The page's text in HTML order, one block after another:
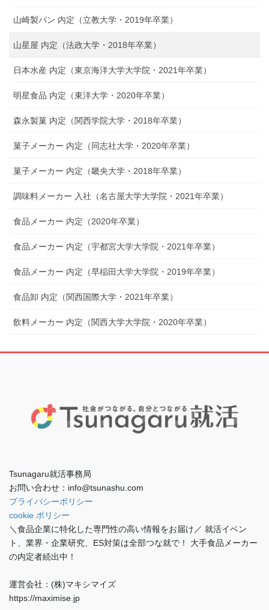
山崎製パン 内定（立教大学・2019年卒業）
山星屋 内定（法政大学・2018年卒業）
日本水産 内定（東京海洋大学大学院・2021年卒業）
明星食品 内定（東洋大学・2020年卒業）
森永製菓 内定（関西学院大学・2018年卒業）
菓子メーカー 内定（同志社大学・2020年卒業）
菓子メーカー 内定（畿央大学・2018年卒業）
調味料メーカー 入社（名古屋大学大学院・2021年卒業）
食品メーカー 内定（2020年卒業）
食品メーカー 内定（宇都宮大学大学院・2021年卒業）
食品メーカー 内定（早稲田大学大学院・2019年卒業）
食品卸 内定（関西国際大学・2021年卒業）
飲料メーカー 内定（関西大学大学院・2020年卒業）
Tsunagaru就活事務局
お問い合わせ：info@tsunashu.com
プライバシーポリシー
cookie ポリシー
＼食品企業に特化した専門性の高い情報をお届け／ 就活イベン
ト、業界・企業研究、ES対策は全部つな就で！ 大手食品メーカー
の内定者続出中！
運営会社：(株)マキシマイズ
https://maximise.jp